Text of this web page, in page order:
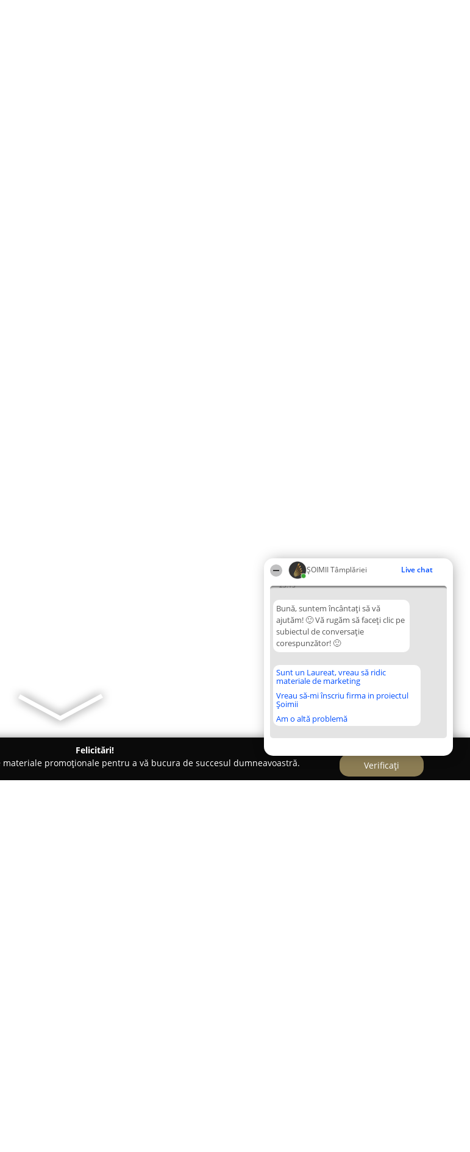
ȘOIMII Tâmplăriei Live chat
23:15
Bună, suntem încântați să vă
ajutăm! 🙂 Vă rugăm să faceți clic pe
subiectul de conversație
corespunzător! 🙂
Sunt un Laureat, vreau să ridic
materiale de marketing
Vreau să-mi înscriu firma in proiectul
Șoimii
Am o altă problemă
Felicitări!
promoționale pentru a vă bucura de succesul dumneavoastră.
Verificați